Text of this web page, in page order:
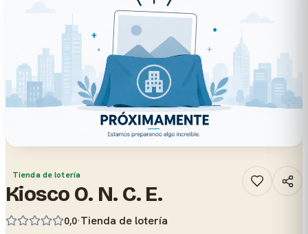
Tienda de lotería
Kiosco O. N. C. E.
0,0·Tienda de lotería